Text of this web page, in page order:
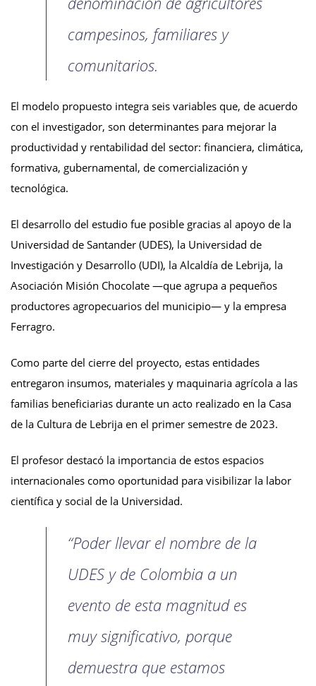
campesinos, familiares y
comunitarios.
El modelo propuesto integra seis variables que, de acuerdo
con el investigador, son determinantes para mejorar la
productividad y rentabilidad del sector: financiera, climática,
formativa, gubernamental, de comercialización y
tecnológica.
El desarrollo del estudio fue posible gracias al apoyo de la
Universidad de Santander (UDES), la Universidad de
Investigación y Desarrollo (UDI), la Alcaldía de Lebrija, la
Asociación Misión Chocolate —que agrupa a pequeños
productores agropecuarios del municipio— y la empresa
Ferragro.
Como parte del cierre del proyecto, estas entidades
entregaron insumos, materiales y maquinaria agrícola a las
familias beneficiarias durante un acto realizado en la Casa
de la Cultura de Lebrija en el primer semestre de 2023.
El profesor destacó la importancia de estos espacios
internacionales como oportunidad para visibilizar la labor
científica y social de la Universidad.
“Poder llevar el nombre de la
UDES y de Colombia a un
evento de esta magnitud es
muy significativo, porque
demuestra que estamos